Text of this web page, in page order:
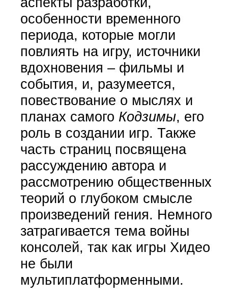
особенности временного
периода, которые могли
повлиять на игру, источники
вдохновения – фильмы и
события, и, разумеется,
повествование о мыслях и
планах самого Кодзимы, его
роль в создании игр. Также
часть страниц посвящена
рассуждению автора и
рассмотрению общественных
теорий о глубоком смысле
произведений гения. Немного
затрагивается тема войны
консолей, так как игры Хидео
не были
мультиплатформенными.